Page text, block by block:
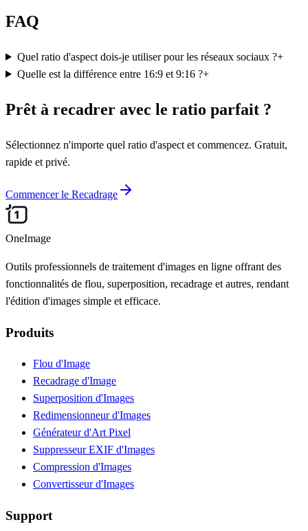
FAQ
Quel ratio d'aspect dois-je utiliser pour les réseaux sociaux ?+
Quelle est la différence entre 16:9 et 9:16 ?+
Prêt à recadrer avec le ratio parfait ?
Sélectionnez n'importe quel ratio d'aspect et commencez. Gratuit,
rapide et privé.
Commencer le Recadrage
OneImage
Outils professionnels de traitement d'images en ligne offrant des
fonctionnalités de flou, superposition, recadrage et autres, rendant
l'édition d'images simple et efficace.
Produits
Flou d'Image
Recadrage d'Image
Superposition d'Images
Redimensionneur d'Images
Générateur d'Art Pixel
Suppresseur EXIF d'Images
Compression d'Images
Convertisseur d'Images
Support